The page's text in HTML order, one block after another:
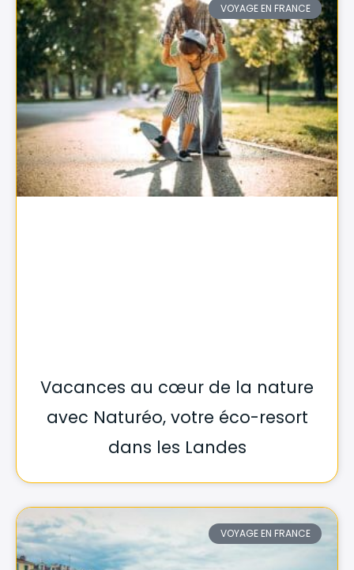
VOYAGE EN FRANCE
Vacances au cœur de la nature
avec Naturéo, votre éco-resort
dans les Landes
VOYAGE EN FRANCE